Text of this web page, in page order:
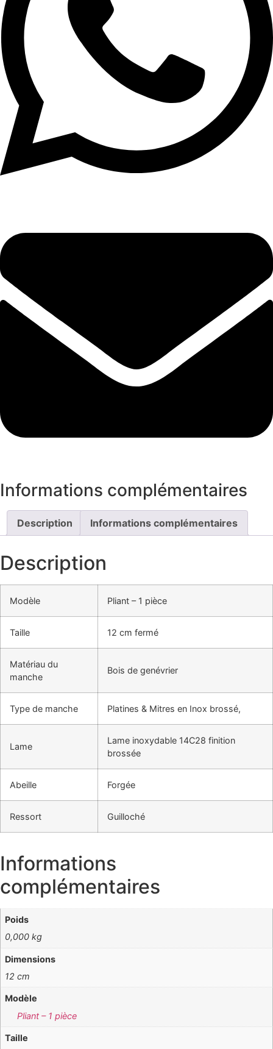
Informations complémentaires
Description Informations complémentaires
Description
Modèle Pliant – 1 pièce
Taille 12 cm fermé
Matériau du
manche
Bois de genévrier
Type de manche Platines & Mitres en Inox brossé,
Lame
Lame inoxydable 14C28 finition
brossée
Abeille Forgée
Ressort Guilloché
Informations
complémentaires
Poids
0,000 kg
Dimensions
12 cm
Modèle
Pliant – 1 pièce
Taille